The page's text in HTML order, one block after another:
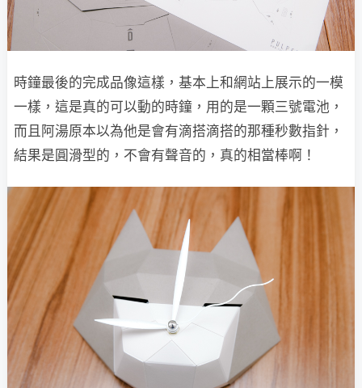
時鐘最後的完成品像這樣，基本上和網站上展示的一模
一樣，這是真的可以動的時鐘，用的是一顆三號電池，
而且阿湯原本以為他是會有滴搭滴搭的那種秒數指針，
結果是圓滑型的，不會有聲音的，真的相當棒啊！